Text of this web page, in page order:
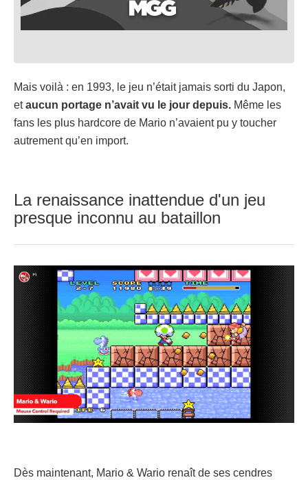
Mais voilà : en 1993, le jeu n’était jamais sorti du Japon,
etaucun portage n’avait vu le jour depuis. Même les
fans les plus hardcore de Mario n’avaient pu y toucher
autrement qu’en import.
La renaissance inattendue d'un jeu
presque inconnu au bataillon
Dès maintenant, Mario & Wario renaît de ses cendres